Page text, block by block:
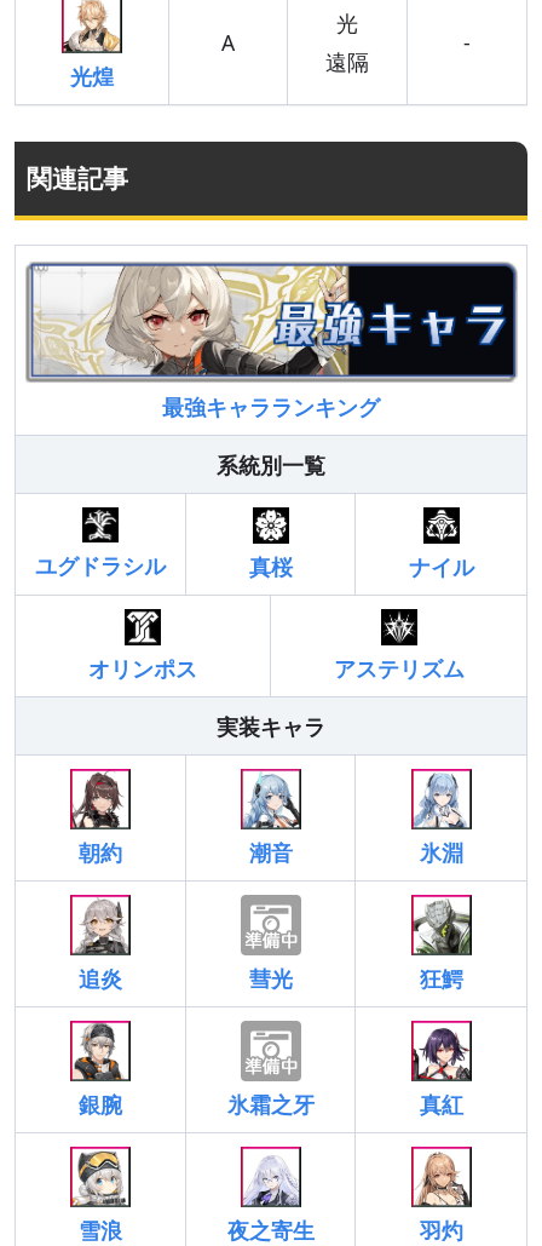
光煌
A
光
遠隔
-
関連記事
最強キャラランキング
系統別一覧
ユグドラシル 真桜 ナイル
オリンポス
アステリズム
実装キャラ
朝約 潮音 氷淵
追炎 彗光 狂鰐
銀腕 氷霜之牙 真紅
雪浪 夜之寄生 羽灼